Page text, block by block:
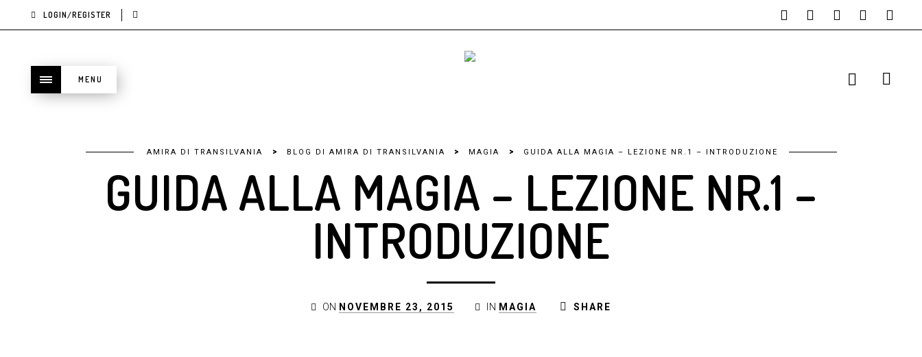
LOGIN/REGISTER
MENU
AMIRA DI TRANSILVANIA > BLOG DI AMIRA DI TRANSILVANIA > MAGIA > GUIDA ALLA MAGIA – LEZIONE NR.1 – INTRODUZIONE
GUIDA ALLA MAGIA – LEZIONE NR.1 –
INTRODUZIONE
ON NOVEMBRE 23, 2015 IN MAGIA SHARE